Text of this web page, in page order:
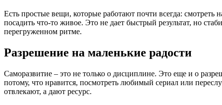
Есть простые вещи, которые работают почти всегда: смотреть
посадить что-то живое. Это не дает быстрый результат, но
перегруженном ритме.
Разрешение на маленькие радости
Саморазвитие – это не только о дисциплине. Это еще и о
потому, что нравится, посмотреть любимый сериал или
отвлекают, а дают ресурс.